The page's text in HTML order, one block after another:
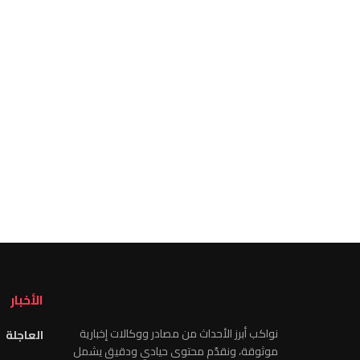
نواكب أبرز الأحداث من مصادر ووكالات إخبارية
موثوقة، ونقدّم محتوى حيادي ودقيق يشمل
الأخبار
العاجلة